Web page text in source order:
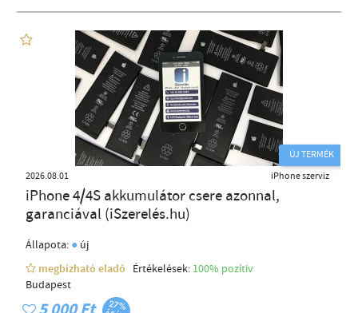
ÚJ TERMÉK
2026.08.01
iPhone szerviz
iPhone 4/4S akkumulátor csere azonnal,
garanciával (iSzerelés.hu)
Állapota: ● új
megbízható eladó
Értékelések: 100% pozítiv
Budapest